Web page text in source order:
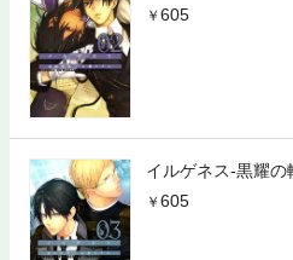
605
イルゲネス-黒耀
605